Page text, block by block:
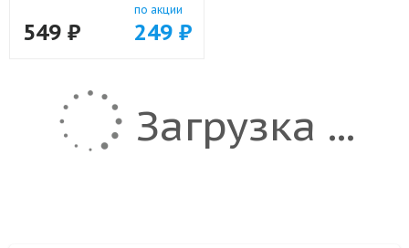
549 ₽
по акции
249 ₽
Загрузка ...